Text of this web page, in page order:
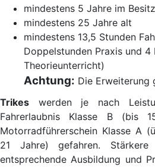
mindestens 5 Jahre im
mindestens 25 Jahre alt
mindestens 13,5 Stunden
Doppelstunden Praxis und 4
Theorieunterricht)
Achtung: Die Erweiterung
Trikes werden je nach
Fahrerlaubnis Klasse B (bis
Motorradführerschein Klasse A
21 Jahre) gefahren.
entsprechende Ausbildung und